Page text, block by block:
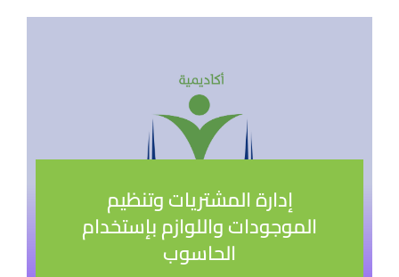
إدارة المشتريات وتنظيم
الموجودات واللوازم بإستخدام
الحاسوب